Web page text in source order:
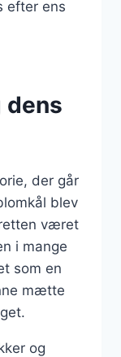
efter ens
dens
der går
blev
været
i mange
som en
mætte
og